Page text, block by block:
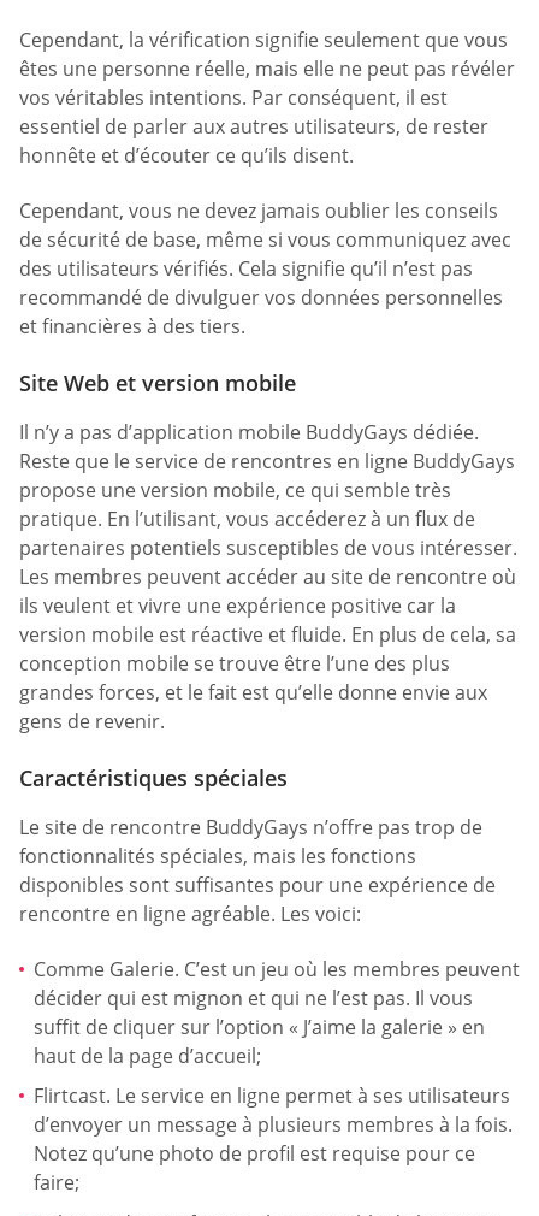
Cependant, la vérification signifie seulement que vous
êtes une personne réelle, mais elle ne peut pas révéler
vos véritables intentions. Par conséquent, il est
essentiel de parler aux autres utilisateurs, de rester
honnête et d’écouter ce qu’ils disent.
Cependant, vous ne devez jamais oublier les conseils
de sécurité de base, même si vous communiquez avec
des utilisateurs vérifiés. Cela signifie qu’il n’est pas
recommandé de divulguer vos données personnelles
et financières à des tiers.
Site Web et version mobile
Il n’y a pas d’application mobile BuddyGays dédiée.
Reste que le service de rencontres en ligne BuddyGays
propose une version mobile, ce qui semble très
pratique. En l’utilisant, vous accéderez à un flux de
partenaires potentiels susceptibles de vous intéresser.
Les membres peuvent accéder au site de rencontre où
ils veulent et vivre une expérience positive car la
version mobile est réactive et fluide. En plus de cela, sa
conception mobile se trouve être l’une des plus
grandes forces, et le fait est qu’elle donne envie aux
gens de revenir.
Caractéristiques spéciales
Le site de rencontre BuddyGays n’offre pas trop de
fonctionnalités spéciales, mais les fonctions
disponibles sont suffisantes pour une expérience de
rencontre en ligne agréable. Les voici:
Comme Galerie. C’est un jeu où les membres peuvent
décider qui est mignon et qui ne l’est pas. Il vous
suffit de cliquer sur l’option « J’aime la galerie » en
haut de la page d’accueil;
Flirtcast. Le service en ligne permet à ses utilisateurs
d’envoyer un message à plusieurs membres à la fois.
Notez qu’une photo de profil est requise pour ce
faire;